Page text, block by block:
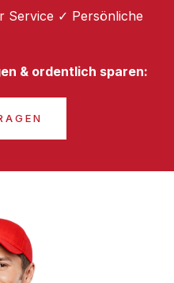
Service ✓ Persönliche
& ordentlich sparen: